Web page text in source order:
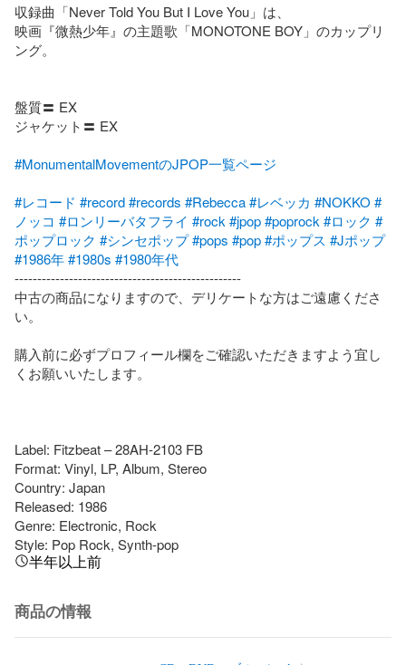
収録曲「Never Told You But I Love You」は、
映画『微熱少年』の主題歌「MONOTONE BOY」のカップリ
ング。
盤質〓 EX
ジャケット〓 EX
#MonumentalMovementのJPOP一覧ページ
#レコード #record#records #Rebecca#レベッカ #NOKKO #
ノッコ #ロンリーバタフライ #rock #jpop#poprock #ロック #
ポップロック #シンセポップ#pops #pop#ポップス #Jポップ
#1986年#1980s #1980年代
--------------------------------------------------
中古の商品になりますので、デリケートな方はご遠慮くださ
い。
購入前に必ずプロフィール欄をご確認いただきますよう宜し
くお願いいたします。
Label: Fitzbeat – 28AH-2103 FB
Format: Vinyl, LP, Album, Stereo
Country: Japan
Released: 1986
Genre: Electronic, Rock
Style: Pop Rock, Synth-pop
半年以上前
商品の情報